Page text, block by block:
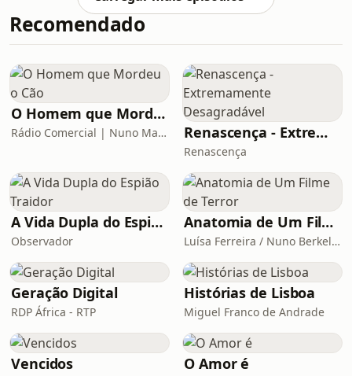
festivais lindos onde vou voltar a fazer
aquilo que mais gosto de fazer (a
seguir a comer e dormir)
Recomendado
O Homem que Mordeu o Cão
Rádio Comercial | Nuno Markl Renascença - Extremamente Desagradável
Renascença
A Vida Dupla do Espião Traidor
Observador
Anatomia de Um Filme de Terror
Luísa Ferreira / Nuno Berkeley Cotter
Geração Digital
RDP África - RTP
Histórias de Lisboa
Miguel Franco de Andrade
Vencidos O Amor é